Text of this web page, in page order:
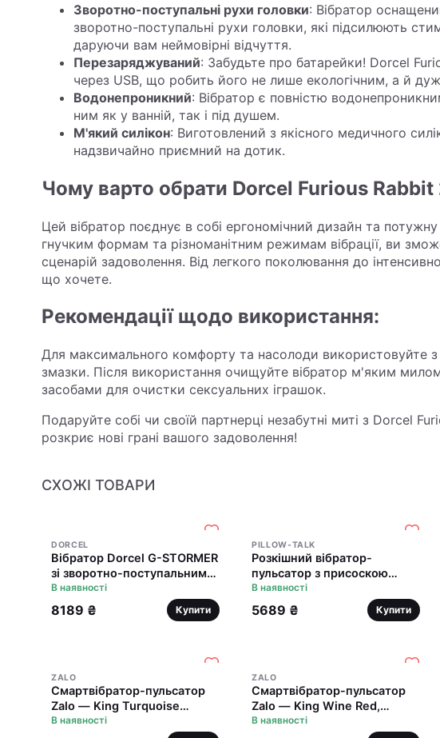
Зворотно-поступальні рухи головки: Вібратор
зворотно-поступальні рухи головки, які підсилюють
даруючи вам неймовірні відчуття.
Перезаряджуваний: Забудьте про батарейки! Dorcel
через USB, що робить його не лише екологічним, а й
Водонепроникний: Вібратор є повністю
ним як у ванній, так і під душем.
М'який силікон: Виготовлений з якісного медичного
надзвичайно приємний на дотик.
Чому варто обрати Dorcel Furious Rabbit
Цей вібратор поєднує в собі ергономічний дизайн та
гнучким формам та різноманітним режимам вібрації, ви
сценарій задоволення. Від легкого поколювання до
що хочете.
Рекомендації щодо використання:
Для максимального комфорту та насолоди використовуйте з
змазки. Після використання очищуйте вібратор м'яким
засобами для очистки сексуальних іграшок.
Подаруйте собі чи своїй партнерці незабутні миті з Dorcel
розкриє нові грані вашого задоволення!
СХОЖІ ТОВАРИ
DORCEL
Вібратор Dorcel G-STORMER
зі зворотно-поступальним
рухом головки, стимуляція
точки G
В наявності
8189 ₴ Купити
PILLOW-TALK
Розкішний вібратор-
пульсатор з присоскою
Pillow Talk - Feisty Thrusting
Vibrator Pink
В наявності
5689 ₴ Купити
ZALO
Смартвібратор-пульсатор
Zalo — King Turquoise
Green, кристал Swarovski
В наявності
ZALO
Смартвібратор-пульсатор
Zalo — King Wine Red,
кристал Swarovski
В наявності